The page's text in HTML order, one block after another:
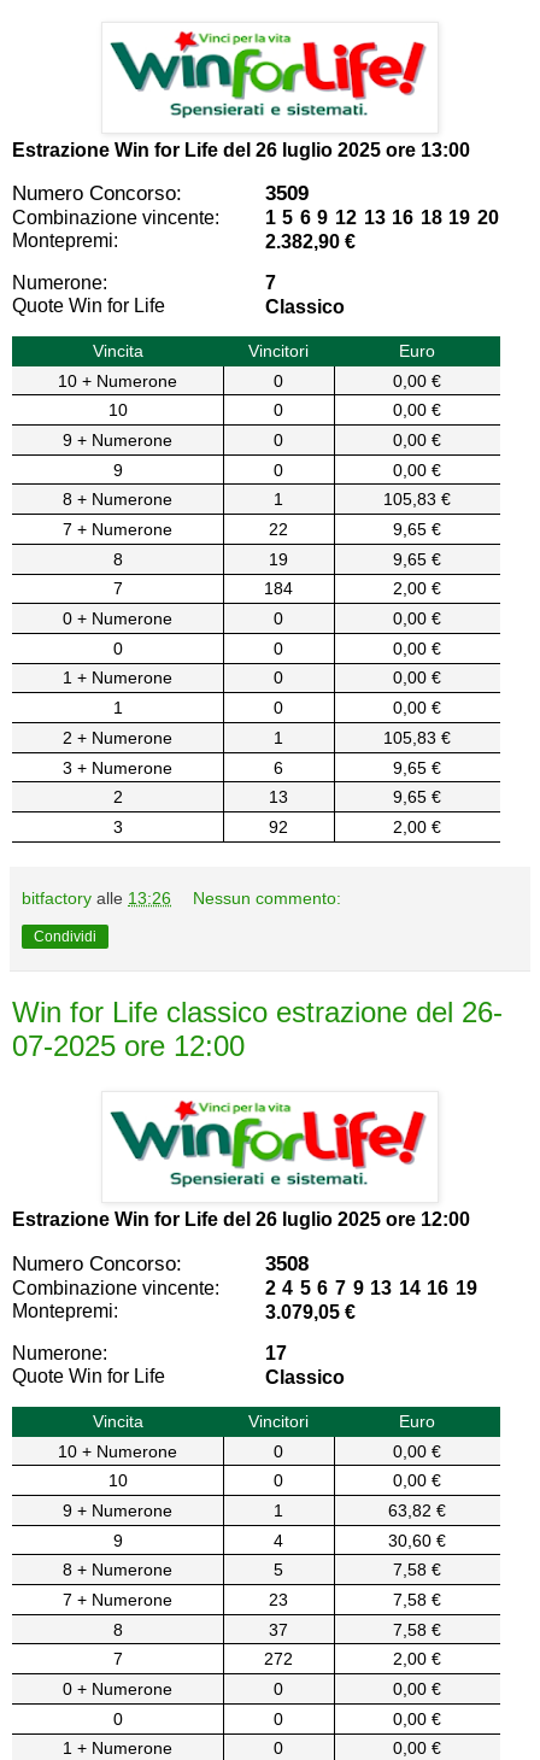
Estrazione Win for Life del 26 luglio 2025 ore 13:00
Numero Concorso: 3509
Combinazione vincente:
1 5 6 9 12 13 16 18 19 20
Montepremi:
2.382,90 €
Numerone:
7
Quote Win for Life
Classico
Vincita Vincitori
Euro
10 + Numerone
0
0,00 €
10
0
0,00 €
9 + Numerone
0
0,00 €
9
0
0,00 €
8 + Numerone
1
105,83 €
7 + Numerone
22
9,65 €
8
19
9,65 €
7
184
2,00 €
0 + Numerone
0
0,00 €
0
0
0,00 €
1 + Numerone
0
0,00 €
1
0
0,00 €
2 + Numerone
1
105,83 €
3 + Numerone
6
9,65 €
2
13
9,65 €
3
92 2,00 €
bitfactory alle 13:26 Nessun commento:
Condividi
Win for Life classico estrazione del 26-
07-2025 ore 12:00
Estrazione Win for Life del 26 luglio 2025 ore 12:00
Numero Concorso: 3508
Combinazione vincente:
2 4 5 6 7 9 13 14 16 19
Montepremi:
3.079,05 €
Numerone:
17
Quote Win for Life
Classico
Vincita Vincitori
Euro
10 + Numerone
0
0,00 €
10
0
0,00 €
9 + Numerone
1
63,82 €
9
4
30,60 €
8 + Numerone
5
7,58 €
7 + Numerone
23
7,58 €
8
37
7,58 €
7
272
2,00 €
0 + Numerone
0
0,00 €
0
0
0,00 €
1 + Numerone
0
0,00 €